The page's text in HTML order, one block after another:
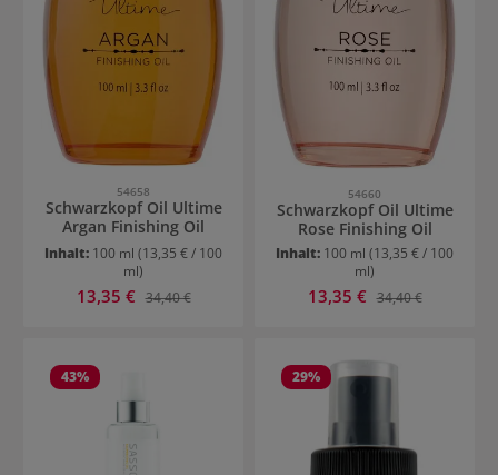
54658
Schwarzkopf Oil Ultime
Argan Finishing Oil
Inhalt: 100 ml (13,35 € / 100
ml)
Verkaufspreis:
13,35 € Regulärer Preis:
34,40 €
54660
Schwarzkopf Oil Ultime
Rose Finishing Oil
Inhalt: 100 ml (13,35 € / 100
ml)
Verkaufspreis:
13,35 € Regulärer Preis:
34,40 €
43% 29%